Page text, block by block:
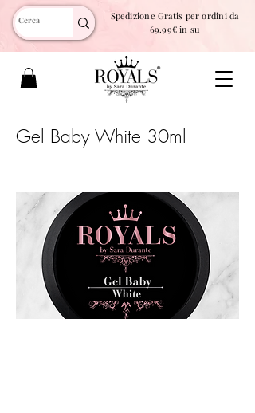
Spedizione Gratis per ordini da
69.99€ in su
Gel Baby White 30ml